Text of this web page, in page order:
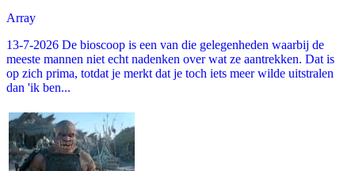
Array
13-7-2026 De bioscoop is een van die gelegenheden waarbij de
meeste mannen niet echt nadenken over wat ze aantrekken. Dat is
op zich prima, totdat je merkt dat je toch iets meer wilde uitstralen
dan 'ik ben...